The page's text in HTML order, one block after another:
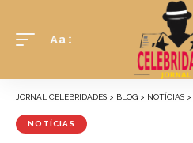
Aa
JORNAL CELEBRIDADES > BLOG > NOTÍCIAS >
NOTÍCIAS